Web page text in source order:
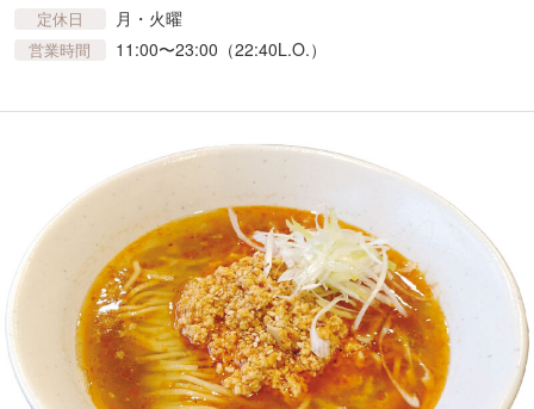
定休日 月・火曜
営業時間 11:00〜23:00（22:40L.O.）